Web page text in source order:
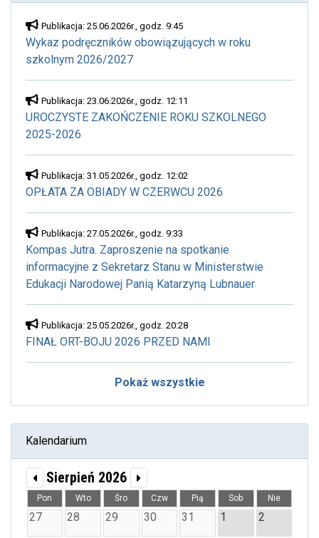
Publikacja: 25.06.2026r., godz. 9:45
Wykaz podręczników obowiązujących w roku
szkolnym 2026/2027
Publikacja: 23.06.2026r., godz. 12:11
UROCZYSTE ZAKOŃCZENIE ROKU SZKOLNEGO
2025-2026
Publikacja: 31.05.2026r., godz. 12:02
OPŁATA ZA OBIADY W CZERWCU 2026
Publikacja: 27.05.2026r., godz. 9:33
Kompas Jutra. Zaproszenie na spotkanie
informacyjne z Sekretarz Stanu w Ministerstwie
Edukacji Narodowej Panią Katarzyną Lubnauer
Publikacja: 25.05.2026r., godz. 20:28
FINAŁ ORT-BOJU 2026 PRZED NAMI
Pokaż wszystkie
Kalendarium
Sierpień 2026
Pon Wto Śro Czw Pią Sob Nie
27 28 29 30 31 1 2